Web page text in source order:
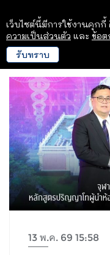
13 พ.ค. 69 15:58
เว็บไซต์นี้มีการใช้งานคุกกี้
ความเป็นส่วนตัว และ ข้อ
รับทราบ